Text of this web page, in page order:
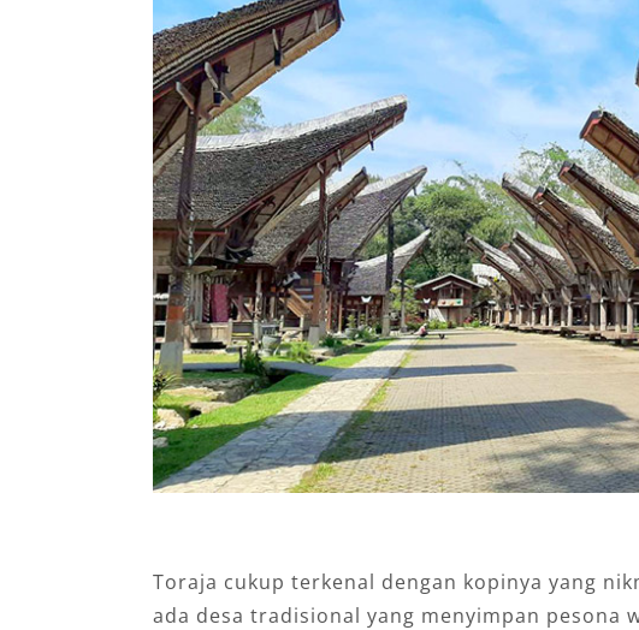
Toraja cukup terkenal dengan kopinya yang
ada desa tradisional yang menyimpan pesona